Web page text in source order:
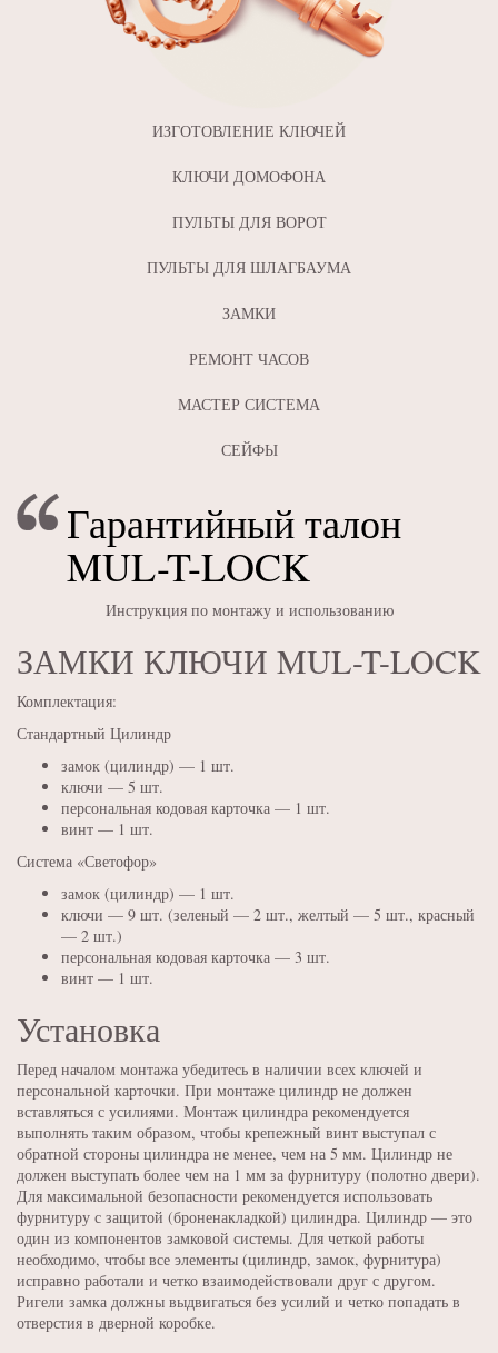
ИЗГОТОВЛЕНИЕ КЛЮЧЕЙ
КЛЮЧИ ДОМОФОНА
ПУЛЬТЫ ДЛЯ ВОРОТ
ПУЛЬТЫ ДЛЯ ШЛАГБАУМА
ЗАМКИ
РЕМОНТ ЧАСОВ
МАСТЕР СИСТЕМА
СЕЙФЫ
Гарантийный талон
MUL-T-LOCK
Инструкция по монтажу и использованию
ЗАМКИ КЛЮЧИ MUL-T-LOCK
Комплектация:
Стандартный Цилиндр
замок (цилиндр) — 1 шт.
ключи — 5 шт.
персональная кодовая карточка — 1 шт.
винт — 1 шт.
Система «Светофор»
замок (цилиндр) — 1 шт.
ключи — 9 шт. (зеленый — 2 шт., желтый — 5 шт., красный
— 2 шт.)
персональная кодовая карточка — 3 шт.
винт — 1 шт.
Установка
Перед началом монтажа убедитесь в наличии всех ключей и
персональной карточки. При монтаже цилиндр не должен
вставляться с усилиями. Монтаж цилиндра рекомендуется
выполнять таким образом, чтобы крепежный винт выступал с
обратной стороны цилиндра не менее, чем на 5 мм. Цилиндр не
должен выступать более чем на 1 мм за фурнитуру (полотно двери).
Для максимальной безопасности рекомендуется использовать
фурнитуру с защитой (броненакладкой) цилиндра. Цилиндр — это
один из компонентов замковой системы. Для четкой работы
необходимо, чтобы все элементы (цилиндр, замок, фурнитура)
исправно работали и четко взаимодействовали друг с другом.
Ригели замка должны выдвигаться без усилий и четко попадать в
отверстия в дверной коробке.